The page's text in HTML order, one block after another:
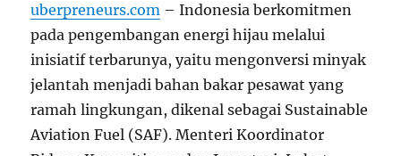
uberpreneurs.com – Indonesia berkomitmen
pada pengembangan energi hijau melalui
inisiatif terbarunya, yaitu mengonversi minyak
jelantah menjadi bahan bakar pesawat yang
ramah lingkungan, dikenal sebagai Sustainable
Aviation Fuel (SAF). Menteri Koordinator